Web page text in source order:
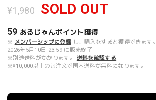
¥1,980 SOLD OUT
59 あるじゃんポイント獲得
※ メンバーシップに登録 し、購入をすると獲得できます。
2026年5月10日 23:59 に販売終了
※別途送料がかかります。
送料を確認する
※¥10,000以上のご注文で国内送料が無料になります。